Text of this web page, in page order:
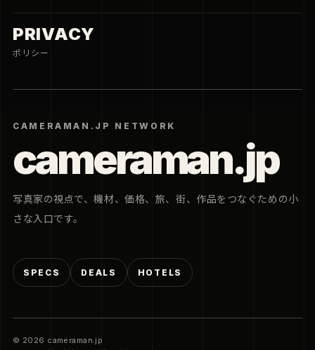
CAMERAMAN.JP NETWORK
cameraman.jp
写真家の視点で、機材、価格、旅、街、作品をつなぐための小
さな入口です。
SPECS DEALS HOTELS
PRIVACY
ポリシー
© 2026 cameraman.jp